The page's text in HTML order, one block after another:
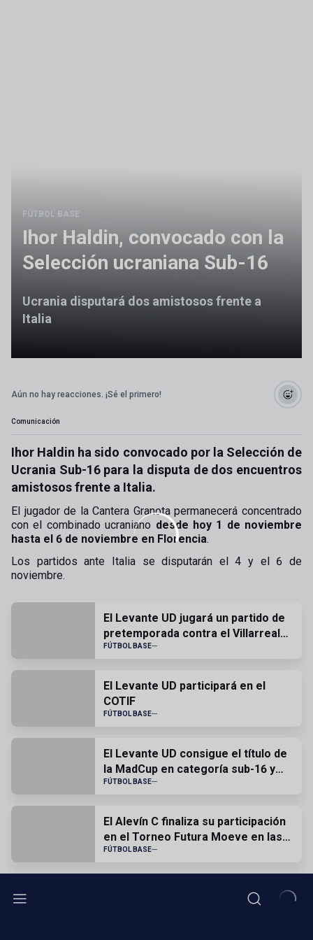
FÚTBOL BASE
Ihor Haldin, convocado con la
Selección ucraniana Sub-16
Ucrania disputará dos amistosos frente a
Italia
Aún no hay reacciones. ¡Sé el primero!
Comunicación
Ihor Haldin ha sido convocado por la Selección de
Ucrania Sub-16 para la disputa de dos encuentros
amistosos frente a Italia.
El jugador de la Cantera Granota permanecerá concentrado
con el combinado ucraniano desde hoy 1 de noviembre
hasta el 6 de noviembre en Florencia.
Los partidos ante Italia se disputarán el 4 y el 6 de
noviembre.
El Levante UD jugará un partido de
pretemporada contra el Villarreal
CF
FÚTBOL BASE
El Levante UD participará en el
COTIF
FÚTBOL BASE
El Levante UD consigue el título de
la MadCup en categoría sub-16 y
sub-19
FÚTBOL BASE
El Alevín C finaliza su participación
en el Torneo Futura Moeve en las
semifinales
FÚTBOL BASE